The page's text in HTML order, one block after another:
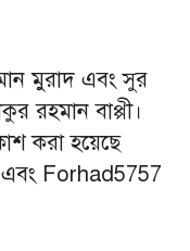
মুরাদ এবং সুর
রহমান বাপ্পী।
করা হয়েছে
Forhad5757